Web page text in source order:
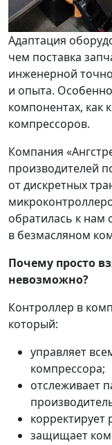
Адаптация
чем поставка
инженерной
и опыта.
компонентах,
компрессоров.
Компания
производителей
от дискретных
обратилась к нам
в безмасляном
Почему просто
невозможно?
Контроллер в
который:
управляет
компрессора;
отслеживает
корректирует
защищает